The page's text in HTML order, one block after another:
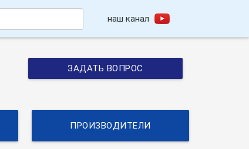
наш канал
ЗАДАТЬ ВОПРОС
ПРОИЗВОДИТЕЛИ